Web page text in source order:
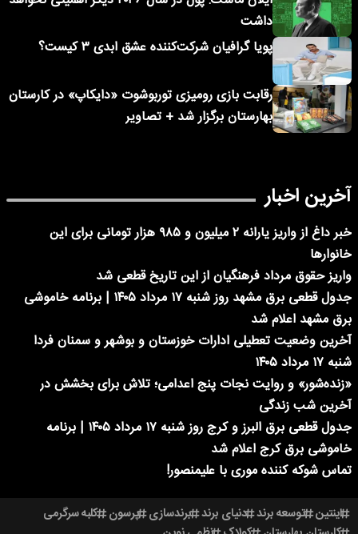
داشت
پویا گرافیان شرکت‌کننده عشق ابدی ۳ کیست؟
رقابت بازی رومیزی توربوشوت «دایکاپ» در کارستان
بهارستان برگزار شد + تصاویر
آخرین اخبار
خبر داغ از واریز یارانه ۲ میلیون و ۹۸۵ هزار تومانی برای این
خانوارها
واریز حقوق مرداد فرهنگیان از این تاریخ قطعی شد
جدول قطعی برق مشهد روز شنبه ۱۷ مرداد ۱۴۰۵ | برنامه خاموشی
برق مشهد اعلام شد
آخرین وضعیت تعطیلی ادارات خوزستان و بوشهر و سمنان فردا
شنبه ۱۷ مرداد ۱۴۰۵
«زنده‌شور» و روایت نجات پنج اعدامی؛ تلاش برای بخشش در
آخرین شب زندگی
جدول قطعی برق البرز و کرج روز شنبه ۱۷ مرداد ۱۴۰۵ | برنامه
خاموشی برق کرج اعلام شد
تماس شوکه کننده موری با علیمنصور!
اینتین توسعه برند دنیای برند برندسازی پرسون کلبه سرگرمی